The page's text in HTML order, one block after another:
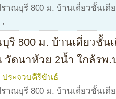
าณบุรี 800 ม. บ้านเดี่ยวชั้นเดี
,
รี 800 ม. บ้านเดี่ยวชั้นเ
วัดนาห้วย 2น้ำ ใกล้รพ
ประจวบคีรีขันธ์
าณบุรี 800 ม. บ้านเดี่ยวชั้นเดี